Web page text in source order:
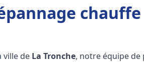
chauffe
ville de La Tronche, notre équipe de